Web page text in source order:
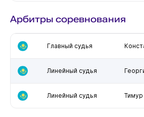
Арбитры соревнования
Главный судья
Линейный судья
Линейный судья